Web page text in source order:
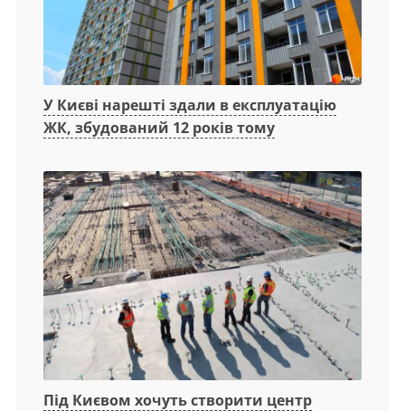
У Києві нарешті здали в експлуатацію
ЖК, збудований 12 років тому
Під Києвом хочуть створити центр